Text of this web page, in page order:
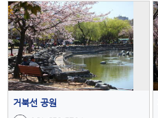
거북선 공원